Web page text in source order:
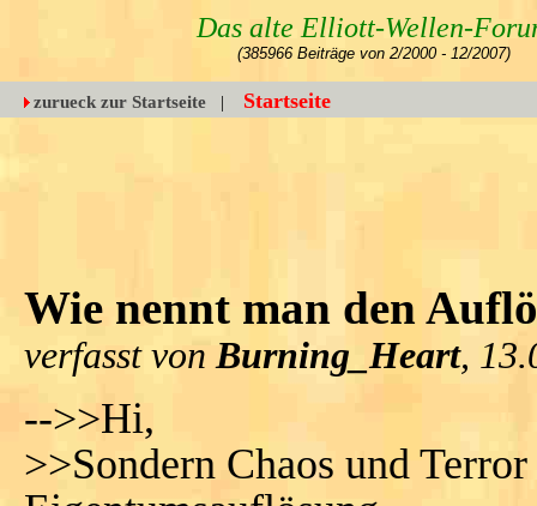
Das alte Elliott-Wellen-
(385966 Beiträge von 2/2000 - 12/2007)
zurueck zur Startseite | Startseite
Wie nennt man den
verfasst vonBurning_Heart,
-->>Hi,
>>Sondern Chaos und